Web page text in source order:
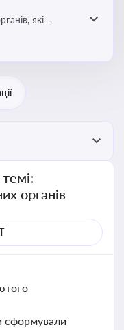
які
розслідування
органів
сформували